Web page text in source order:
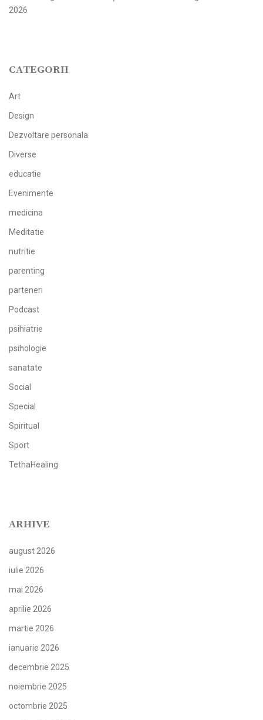
2026
CATEGORII
Art
Design
Dezvoltare personala
Diverse
educatie
Evenimente
medicina
Meditatie
nutritie
parenting
parteneri
Podcast
psihiatrie
psihologie
sanatate
Social
Special
Spiritual
Sport
TethaHealing
ARHIVE
august 2026
iulie 2026
mai 2026
aprilie 2026
martie 2026
ianuarie 2026
decembrie 2025
noiembrie 2025
octombrie 2025